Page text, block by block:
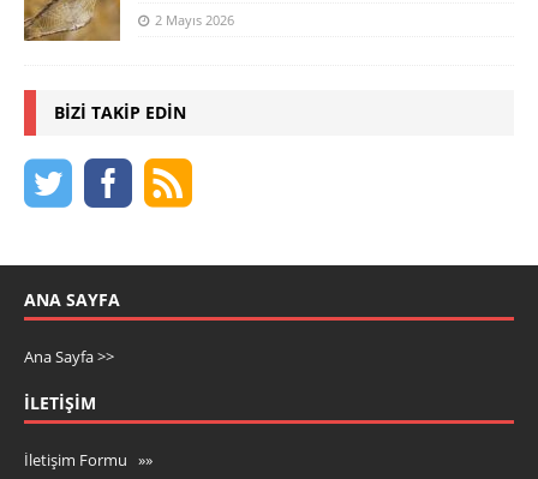
2 Mayıs 2026
BIZI TAKIP EDIN
ANA SAYFA
Ana Sayfa >>
İLETIŞIM
İletişim Formu »»